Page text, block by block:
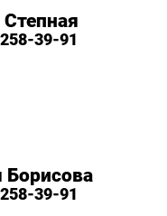
39-91
Борисова
39-91